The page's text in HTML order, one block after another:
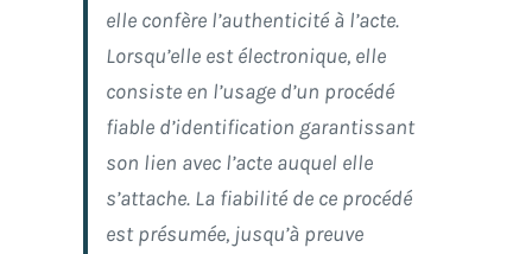
elle confère l’authenticité à l’acte.
Lorsqu’elle est électronique, elle
consiste en l’usage d’un procédé
fiable d’identification garantissant
son lien avec l’acte auquel elle
s’attache. La fiabilité de ce procédé
est présumée, jusqu’à preuve